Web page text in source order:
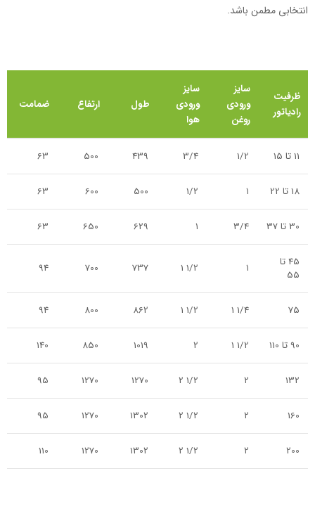
انتخابی مطمن باشد.
ظرفیت
رادیاتور
سایز
ورودی
روغن
سایز
ورودی
هوا
طول ارتفاع ضمامت
11 تا 15 1/2
3/4
439
500
63
18 تا 22 ۱ 1/2
500
600
63
30 تا 37 3/4 ۱ 629
650
63
45 تا
55
۱ 1/2 1
737
700
94
75
1/4 1
1/2 1
862
800
94
90 تا 110 1/2 1
2
1019
850
140
132 ۲ 1/2 2
1270
1270
95
160 ۲ 1/2 2
1302
1270
95
200 ۲ 1/2 2
1302
1270
110